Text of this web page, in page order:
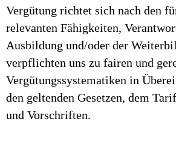
Vergütung richtet sich nach den
relevanten Fähigkeiten,
Ausbildung und/oder der
verpflichten uns zu fairen und
Vergütungssystematiken in
den geltenden Gesetzen, dem
und Vorschriften.